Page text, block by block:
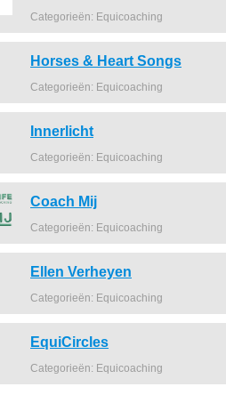
Categorieën: Equicoaching
Horses & Heart Songs
Categorieën: Equicoaching
Innerlicht
Categorieën: Equicoaching
Coach Mij
Categorieën: Equicoaching
Ellen Verheyen
Categorieën: Equicoaching
EquiCircles
Categorieën: Equicoaching